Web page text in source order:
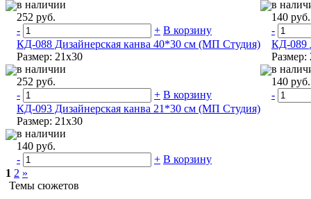
в наличии
252 руб.
-
+ В корзину
в
140 руб.
-
КД-088 Дизайнерская канва 40*30 см (МП Студия)
Размер: 21х30
в наличии
252 руб.
-
+ В корзину
КД-089
Размер:
в
140 руб.
-
КД-093 Дизайнерская канва 21*30 см (МП Студия)
Размер: 21х30
в наличии
140 руб.
-
+ В корзину
1 2 »
Темы сюжетов